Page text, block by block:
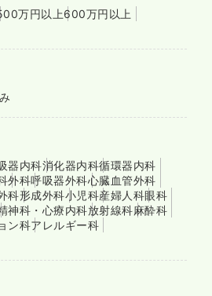
万円以上600万円以上
器内科消化器内科循環器内科
外科呼吸器外科心臓血管外科
科形成外科小児科産婦人科眼科
神科・心療内科放射線科麻酔科
ン科アレルギー科